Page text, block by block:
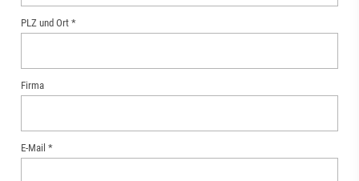
PLZ und Ort*
Firma
E-Mail*